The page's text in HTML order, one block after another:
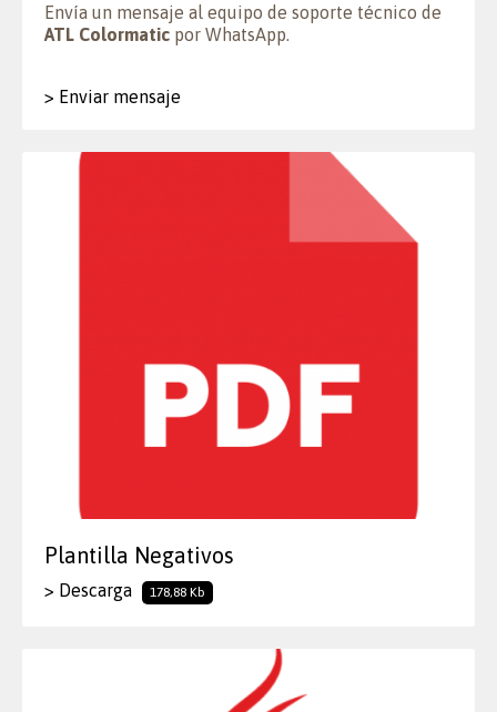
Envía un mensaje al equipo de soporte técnico de
ATL Colormatic por WhatsApp.
> Enviar mensaje
Plantilla Negativos
> Descarga 178,88 Kb